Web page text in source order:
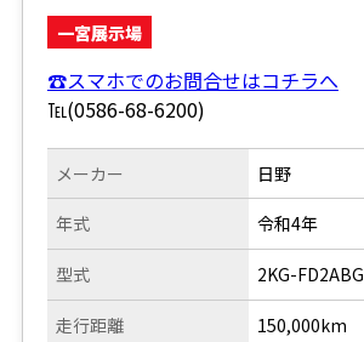
一宮展示場
☎スマホでのお問合せはコチラへ
℡(0586-68-6200)
メーカー
年式
型式
走行距離
日野
令和4年
2KG-FD2ABG
150,000km